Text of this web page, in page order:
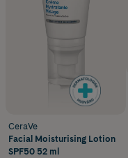
CeraVe
Facial Moisturising Lotion
SPF50 52 ml